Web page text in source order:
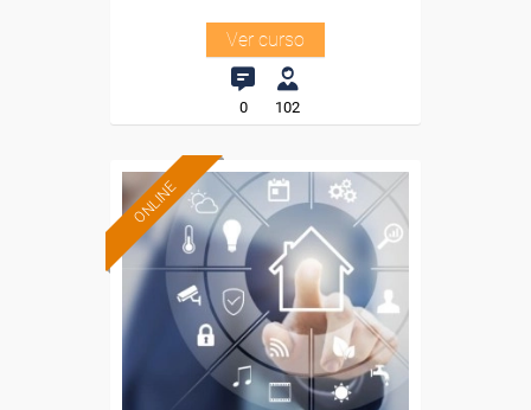
Ver curso
0 102
ONLINE
Formación 100%
subvencionada.
Para desempleados,
trabajadores y autónomos.
Sector
-Metal.